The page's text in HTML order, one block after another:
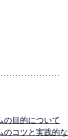
の目的について
のコツと実践的な